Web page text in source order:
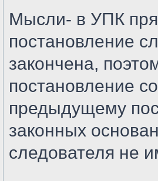
Мысли- в УПК
постановление
закончена,
постановление
предыдущему
законных
следователя не